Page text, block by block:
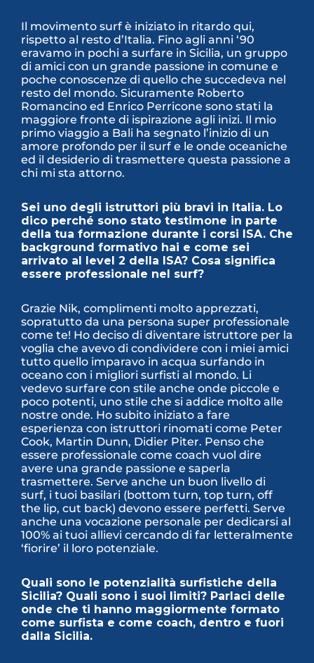
Il movimento surf è iniziato in ritardo qui,
rispetto al resto d’Italia. Fino agli anni ‘90
eravamo in pochi a surfare in Sicilia, un gruppo
di amici con un grande passione in comune e
poche conoscenze di quello che succedeva nel
resto del mondo. Sicuramente Roberto
Romancino ed Enrico Perricone sono stati la
maggiore fronte di ispirazione agli inizi. Il mio
primo viaggio a Bali ha segnato l’inizio di un
amore profondo per il surf e le onde oceaniche
ed il desiderio di trasmettere questa passione a
chi mi sta attorno.
Sei uno degli istruttori più bravi in Italia. Lo
dico perché sono stato testimone in parte
della tua formazione durante i corsi ISA. Che
background formativo hai e come sei
arrivato al level 2 della ISA? Cosa significa
essere professionale nel surf?
Grazie Nik, complimenti molto apprezzati,
sopratutto da una persona super professionale
come te! Ho deciso di diventare istruttore per la
voglia che avevo di condividere con i miei amici
tutto quello imparavo in acqua surfando in
oceano con i migliori surfisti al mondo. Li
vedevo surfare con stile anche onde piccole e
poco potenti, uno stile che si addice molto alle
nostre onde. Ho subito iniziato a fare
esperienza con istruttori rinomati come Peter
Cook, Martin Dunn, Didier Piter. Penso che
essere professionale come coach vuol dire
avere una grande passione e saperla
trasmettere. Serve anche un buon livello di
surf, i tuoi basilari (bottom turn, top turn, off
the lip, cut back) devono essere perfetti. Serve
anche una vocazione personale per dedicarsi al
100% ai tuoi allievi cercando di far letteralmente
‘fiorire’ il loro potenziale.
Quali sono le potenzialità surfistiche della
Sicilia? Quali sono i suoi limiti? Parlaci delle
onde che ti hanno maggiormente formato
come surfista e come coach, dentro e fuori
dalla Sicilia.